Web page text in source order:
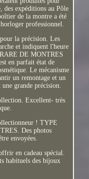
expéditions au Pôle
de la montre a été
professionnel.
la précision. Les
et indiquent l'heure
DE MONTRES
en parfait état de
Le mécanisme
un remontage et un
grande précision.
Excellent- très
! TYPE
Des photos
envoyées.
en cadeau spécial.
habituels des bijoux